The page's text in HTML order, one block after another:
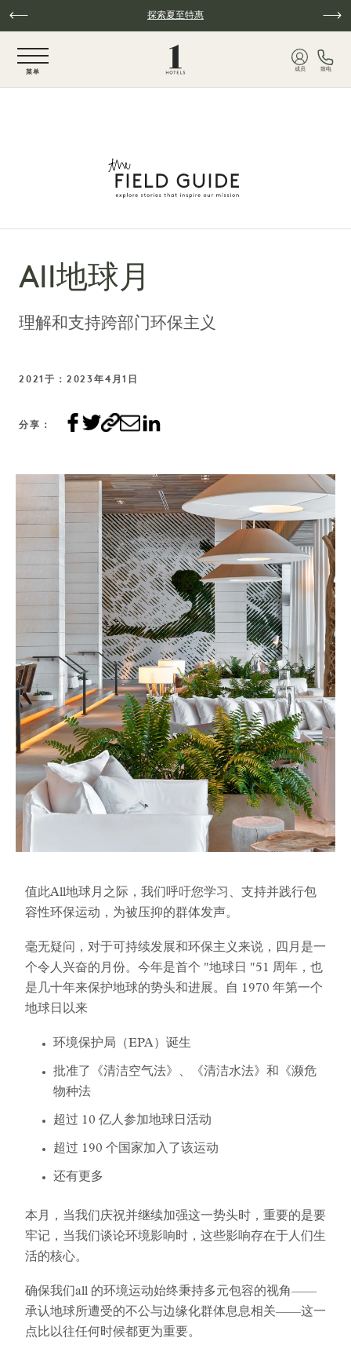
跳至主要内容 探索夏至特惠
菜单
成员 致电
All地球月
理解和支持跨部门环保主义
2021于：2023年4月1日
分享：
值此All地球月之际，我们呼吁您学习、支持并践行包
容性环保运动，为被压抑的群体发声。
毫无疑问，对于可持续发展和环保主义来说，四月是一
个令人兴奋的月份。今年是首个 "地球日 "51 周年，也
是几十年来保护地球的势头和进展。自 1970 年第一个
地球日以来
环境保护局（EPA）诞生
批准了《清洁空气法》、《清洁水法》和《濒危
物种法
超过 10 亿人参加地球日活动
超过 190 个国家加入了该运动
还有更多
本月，当我们庆祝并继续加强这一势头时，重要的是要
牢记，当我们谈论环境影响时，这些影响存在于人们生
活的核心。
确保我们all 的环境运动始终秉持多元包容的视角——
承认地球所遭受的不公与边缘化群体息息相关——这一
点比以往任何时候都更为重要。